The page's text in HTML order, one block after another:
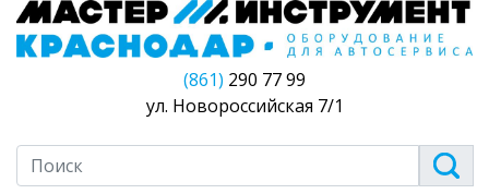
(861) 290 77 99
ул. Новороссийская 7/1